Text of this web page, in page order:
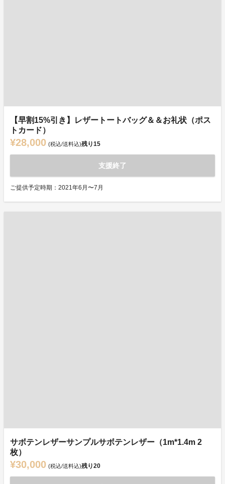
【早割15%引き】レザートートバッグ＆＆お礼状（ポス
トカード）
¥28,000 (税込/送料込)残り15
支援終了
ご提供予定時期：2021年6月〜7月
サボテンレザーサンプルサボテンレザー（1m*1.4m 2
枚）
¥30,000 (税込/送料込)残り20